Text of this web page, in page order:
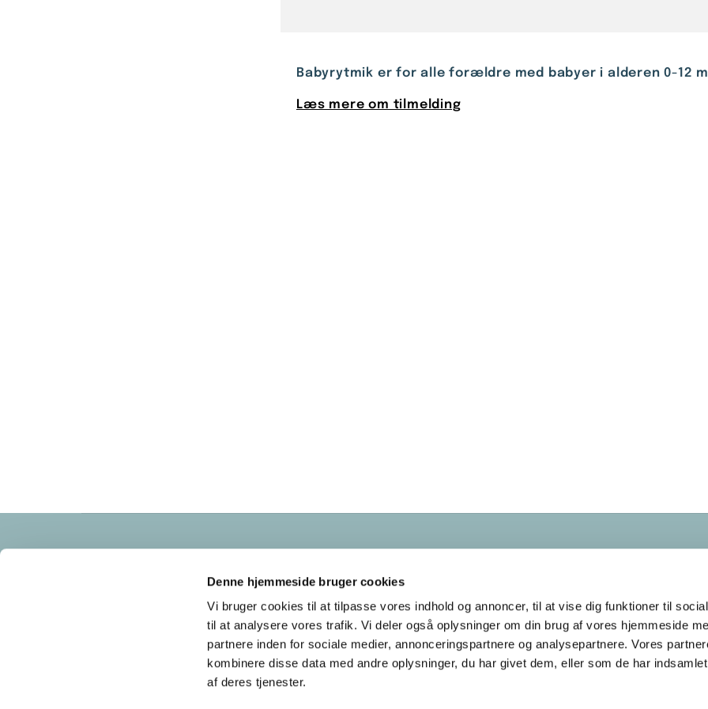
Denne hjemmeside bruger cookies
Vi bruger cookies til at tilpasse vores indhold og annoncer, til at vise dig funktioner til
til at analysere vores trafik. Vi deler også oplysninger om din brug af vores hjemmeside
partnere inden for sociale medier, annonceringspartnere og analysepartnere. Vores
kombinere disse data med andre oplysninger, du har givet dem, eller som de har
af deres tjenester.
Babyrytmik er for alle forældre med babyer i alderen 0-12
Læs mere om tilmelding
38
bellahoej-utterslev.sogn@km.dk
Tilgængelighedserklæring